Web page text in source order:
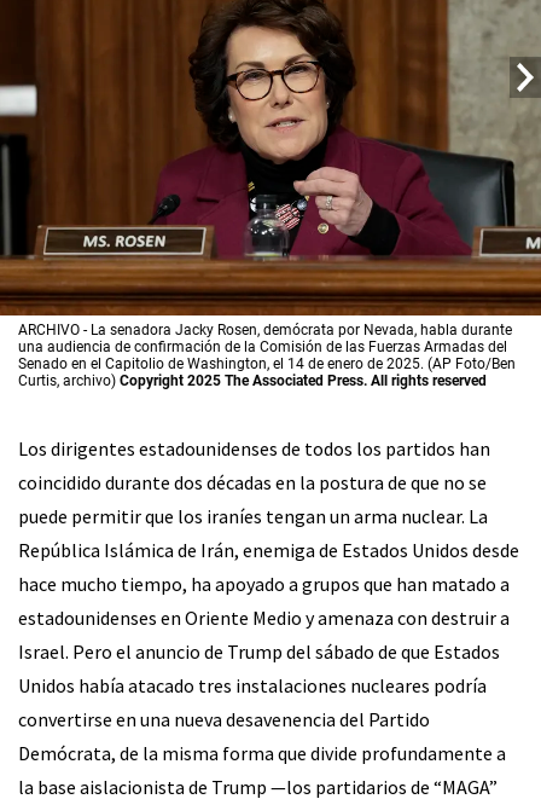
ARCHIVO - La senadora Jacky Rosen, demócrata por Nevada, habla durante
una audiencia de confirmación de la Comisión de las Fuerzas Armadas del
Senado en el Capitolio de Washington, el 14 de enero de 2025. (AP Foto/Ben
Curtis, archivo) Copyright 2025 The Associated Press. All rights reserved
Los dirigentes estadounidenses de todos los partidos han
coincidido durante dos décadas en la postura de que no se
puede permitir que los iraníes tengan un arma nuclear. La
República Islámica de Irán, enemiga de Estados Unidos desde
hace mucho tiempo, ha apoyado a grupos que han matado a
estadounidenses en Oriente Medio y amenaza con destruir a
Israel. Pero el anuncio de Trump del sábado de que Estados
Unidos había atacado tres instalaciones nucleares podría
convertirse en una nueva desavenencia del Partido
Demócrata, de la misma forma que divide profundamente a
la base aislacionista de Trump —los partidarios de “MAGA”